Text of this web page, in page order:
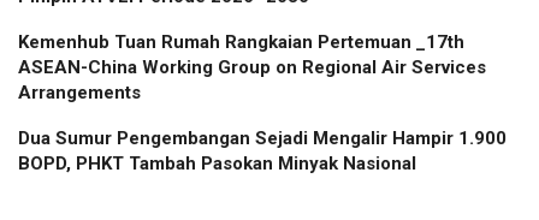
Kemenhub Tuan Rumah Rangkaian Pertemuan _17th
ASEAN-China Working Group on Regional Air Services
Arrangements
Dua Sumur Pengembangan Sejadi Mengalir Hampir 1.900
BOPD, PHKT Tambah Pasokan Minyak Nasional